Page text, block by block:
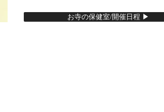
お寺の保健室/開催日程 ▶︎